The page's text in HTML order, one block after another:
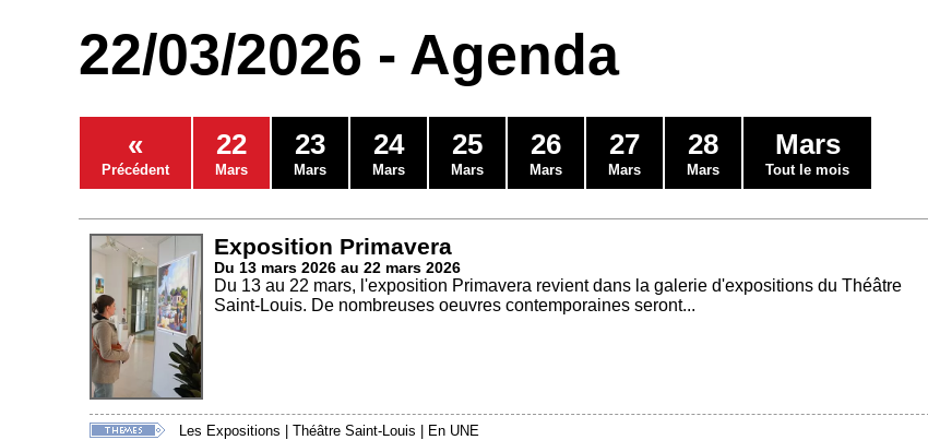
22/03/2026 - Agenda
«
Précédent
22
Mars
23
Mars
24
Mars
25
Mars
26
Mars
27
Mars
28
Mars
Mars
Tout le mois
Exposition Primavera
Du 13 mars 2026 au 22 mars 2026
Du 13 au 22 mars, l'exposition Primavera revient dans la galerie d'expositions du Théâtre
Saint-Louis. De nombreuses oeuvres contemporaines seront...
Les Expositions | Théâtre Saint-Louis | En UNE